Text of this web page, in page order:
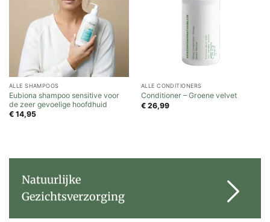
ALLE SHAMPOOS
Eubiona shampoo sensitive voor
de zeer gevoelige hoofdhuid
€14,95
ALLE CONDITIONERS
Conditioner – Groene velvet
€26,99
Natuurlijke
Gezichtsverzorging